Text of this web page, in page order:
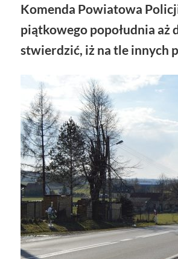
Komenda Powiatowa
piątkowego popołudnia aż
stwierdzić, iż na tle innych